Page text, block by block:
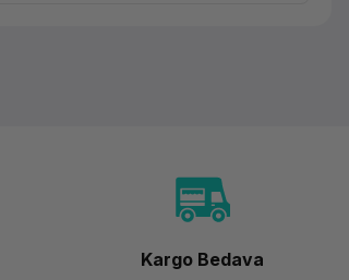
Kargo Bedava